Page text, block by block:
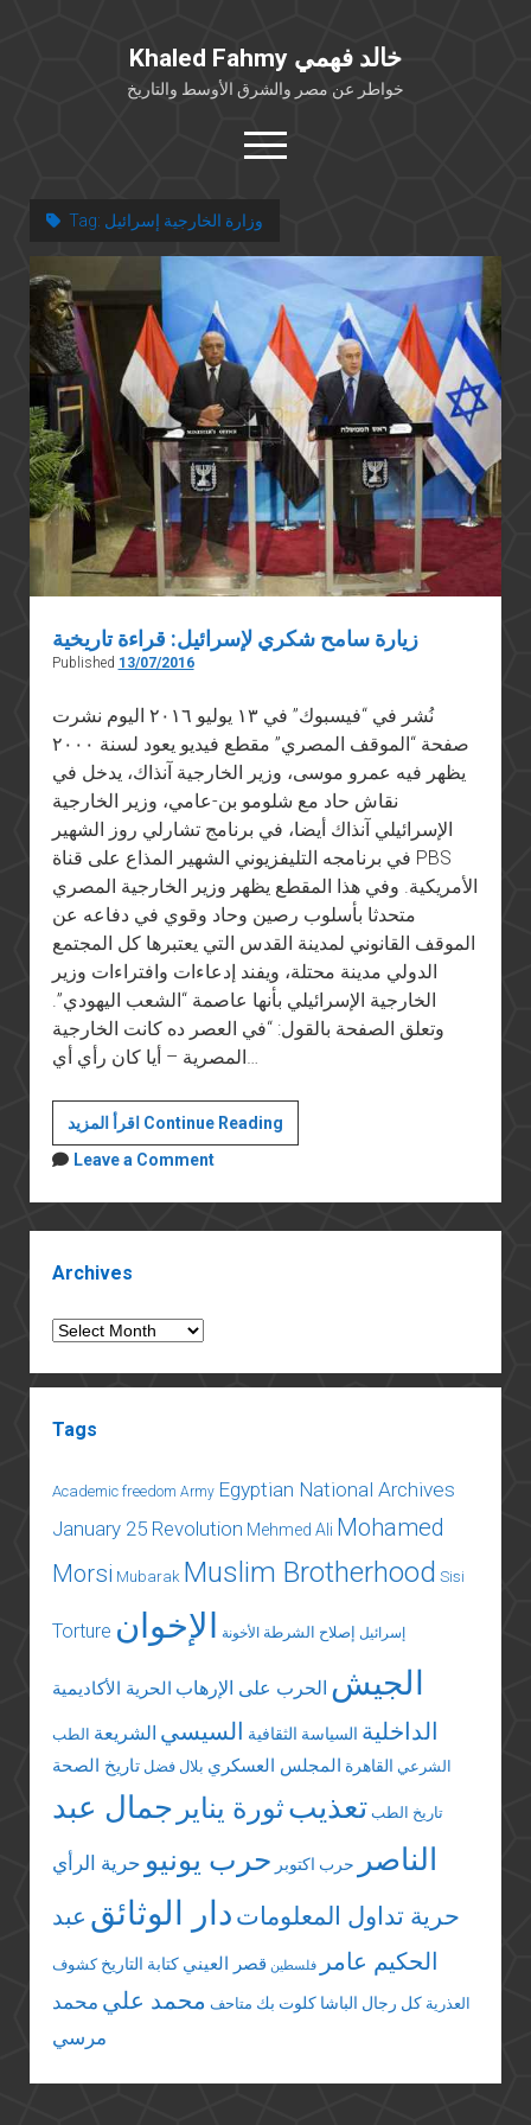
Khaled Fahmy خالد فهمي
خواطر عن مصر والشرق الأوسط والتاريخ
open
menu
twitter
خلفية شخصية
كتابات أكاديمية
مقالات صحافية
بوستات من فيسبوك
مقابلات في الإعلام
Languages
Tag: وزارة الخارجية إسرائيل
زيارة سامح شكري لإسرائيل: قراءة تاريخية
Published 13/07/2016
نُشر في “فيسبوك” في ١٣ يوليو ٢٠١٦ اليوم نشرت
صفحة “الموقف المصري” مقطع فيديو يعود لسنة ٢٠٠٠
يظهر فيه عمرو موسى، وزير الخارجية آنذاك، يدخل في
نقاش حاد مع شلومو بن-عامي، وزير الخارجية
الإسرائيلي آنذاك أيضا، في برنامج تشارلي روز الشهير
في برنامجه التليفزيوني الشهير المذاع على قناة PBS
الأمريكية. وفي هذا المقطع يظهر وزير الخارجية المصري
متحدثا بأسلوب رصين وحاد وقوي في دفاعه عن
الموقف القانوني لمدينة القدس التي يعتبرها كل المجتمع
الدولي مدينة محتلة، ويفند إدعاءات وافتراءات وزير
الخارجية الإسرائيلي بأنها عاصمة “الشعب اليهودي”.
وتعلق الصفحة بالقول: “في العصر ده كانت الخارجية
اقرأ المزيد Continue Readingزيارة
سامح
لإسرائيل:
قراءة
Leave a Comment
Archives
Archives
Tags
Academic freedom Army Egyptian National Archives
January 25 Revolution Mehmed Ali Mohamed
Morsi Mubarak Muslim Brotherhood Sisi
Torture إسرائيل إصلاح الشرطة الأخونة الإخوان
الجيش الحرب على الإرهاب الحرية الأكاديمية
الداخلية السياسة الثقافية السيسي الشريعة الطب
الشرعي القاهرة المجلس العسكري بلال فضل تاريخ الصحة
تاريخ الطب تعذيبثورة يناير جمال عبد
الناصر
حرب اكتوبر حرب يونيو حرية الرأي
حرية تداول المعلومات دار الوثائق عبد
الحكيم عامر
فلسطين قصر العيني كتابة التاريخ كشوف
العذرية كل رجال الباشا كلوت بك متاحف محمد علي محمد
مرسي